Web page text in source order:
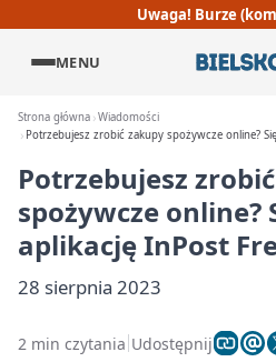
Uwaga! Burze
MENU
Strona główna Wiadomości
Potrzebujesz zrobić zakupy spożywcze online?
Potrzebujesz
spożywcze online?
aplikację InPost
28 sierpnia 2023
2 min czytania Udostępnij